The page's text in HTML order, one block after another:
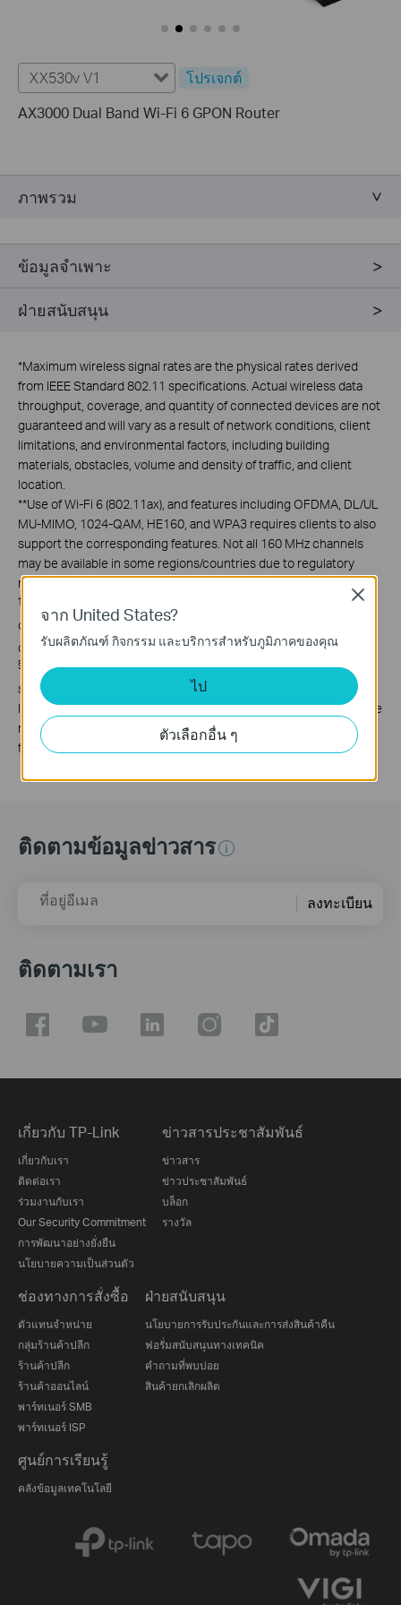
XX530v V1
โปรเจกต์
AX3000 Dual Band Wi-Fi 6 GPON Router
ภาพรวม
ข้อมูลจำเพาะ
ฝ่ายสนับสนุน
*Maximum wireless signal rates are the physical rates derived
from IEEE Standard 802.11 specifications. Actual wireless data
throughput, coverage, and quantity of connected devices are not
guaranteed and will vary as a result of network conditions, client
limitations, and environmental factors, including building
materials, obstacles, volume and density of traffic, and client
location.
**Use of Wi-Fi 6 (802.11ax), and features including OFDMA, DL/UL
MU-MIMO, 1024-QAM, HE160, and WPA3 requires clients to also
support the corresponding features. Not all 160 MHz channels
may be available in some regions/countries due to regulatory
restrictions.
†
Mesh network requires two or more devices. This product is
compatible with standardized EasyMesh technology but has not
obtained the Wi-Fi EasyMeshTM certification.
§
Multi-gig or 1000 Mbps internet speeds require compatible
service plans and equipment. Actual network speed may be
limited by the rate of the product's Ethernet WAN or LAN port, the
rate supported by the network cable, internet service provider
factors, and other environmental conditions.
ติดตามข้อมูลข่าวสาร
ที่อยู่อีเมล ลงทะเบียน
ติดตามเรา
เกี่ยวกับ TP-Link
เกี่ยวกับเรา
ติดต่อเรา
ร่วมงานกับเรา
Our Security Commitment
การพัฒนาอย่างยั่งยืน
นโยบายความเป็นส่วนตัว
ข่าวสารประชาสัมพันธ์
ข่าวสาร
ข่าวประชาสัมพันธ์
บล็อก
รางวัล
ช่องทางการสั่งซื้อ
ตัวแทนจำหน่าย
กลุ่มร้านค้าปลีก
ร้านค้าปลีก
ร้านค้าออนไลน์
พาร์ทเนอร์ SMB
พาร์ทเนอร์ ISP
ฝ่ายสนับสนุน
นโยบายการรับประกันและการส่งสินค้าคืน
ฟอรั่มสนับสนุนทางเทคนิค
คำถามที่พบบ่อย
สินค้ายกเลิกผลิต
ศูนย์การเรียนรู้
คลังข้อมูลเทคโนโลยี
จาก United States?
รับผลิตภัณฑ์ กิจกรรม และบริการสำหรับภูมิภาคของคุณ
ไป
ตัวเลือกอื่น ๆ
Close